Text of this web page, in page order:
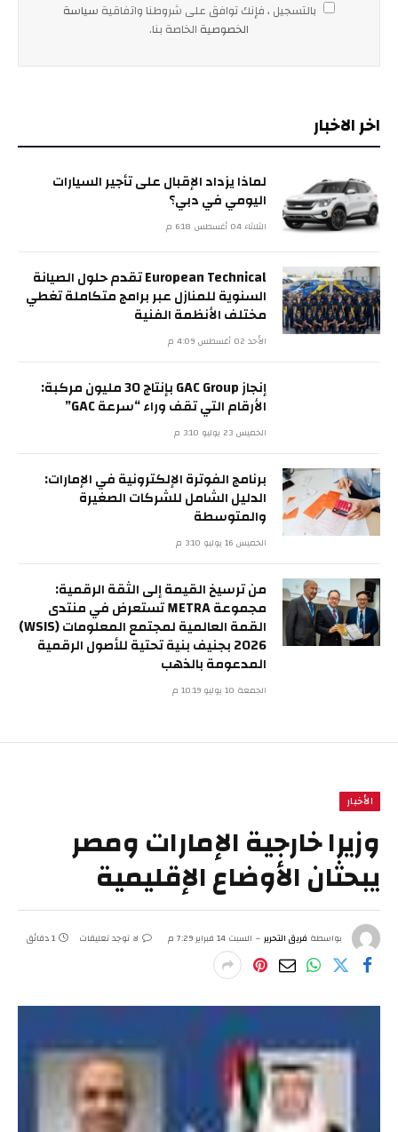
بالتسجيل ، فإنك توافق على شروطنا واتفاقية سياسة
الخصوصية الخاصة بنا.
اخر الاخبار
لماذا يزداد الإقبال على تأجير السيارات
اليومي في دبي؟
الثلاثاء 04 أغسطس 6:18 م
European Technical تقدم حلول الصيانة
السنوية للمنازل عبر برامج متكاملة تغطي
مختلف الأنظمة الفنية
الأحد 02 أغسطس 4:09 م
إنجاز GAC Group بإنتاج 30 مليون مركبة:
الأرقام التي تقف وراء “سرعة GAC”
الخميس 23 يوليو 3:10 م
برنامج الفوترة الإلكترونية في الإمارات:
الدليل الشامل للشركات الصغيرة
والمتوسطة
الخميس 16 يوليو 3:10 م
من ترسيخ القيمة إلى الثقة الرقمية:
مجموعة METRA تستعرض في منتدى
القمة العالمية لمجتمع المعلومات (WSIS)
2026 بجنيف بنية تحتية للأصول الرقمية
المدعومة بالذهب
الجمعة 10 يوليو 10:19 م
الأخبار
وزيرا خارجية الإمارات ومصر
يبحثان الأوضاع الإقليمية
بواسطة فريق التحرير السبت 14 فبراير 7:29 م لا توجد تعليقات 1 دقائق